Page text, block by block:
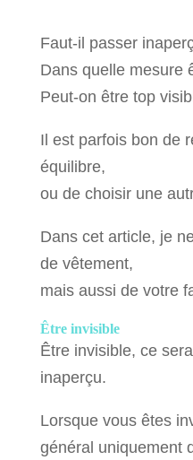
Faut-il passer
Dans quelle mesure
Peut-on être top
Il est parfois bon de
équilibre,
ou de choisir une
Dans cet article, je
de vêtement,
mais aussi de votre
Être invisible
Être invisible, ce
inaperçu.
Lorsque vous êtes
général uniquement